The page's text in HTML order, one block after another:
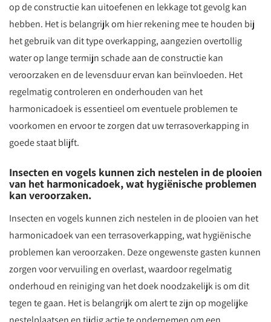
op de constructie kan uitoefenen en lekkage tot gevolg kan
hebben. Het is belangrijk om hier rekening mee te houden bij
het gebruik van dit type overkapping, aangezien overtollig
water op lange termijn schade aan de constructie kan
veroorzaken en de levensduur ervan kan beïnvloeden. Het
regelmatig controleren en onderhouden van het
harmonicadoek is essentieel om eventuele problemen te
voorkomen en ervoor te zorgen dat uw terrasoverkapping in
goede staat blijft.
Insecten en vogels kunnen zich nestelen in de plooien
van het harmonicadoek, wat hygiënische problemen
kan veroorzaken.
Insecten en vogels kunnen zich nestelen in de plooien van het
harmonicadoek van een terrasoverkapping, wat hygiënische
problemen kan veroorzaken. Deze ongewenste gasten kunnen
zorgen voor vervuiling en overlast, waardoor regelmatig
onderhoud en reiniging van het doek noodzakelijk is om dit
tegen te gaan. Het is belangrijk om alert te zijn op mogelijke